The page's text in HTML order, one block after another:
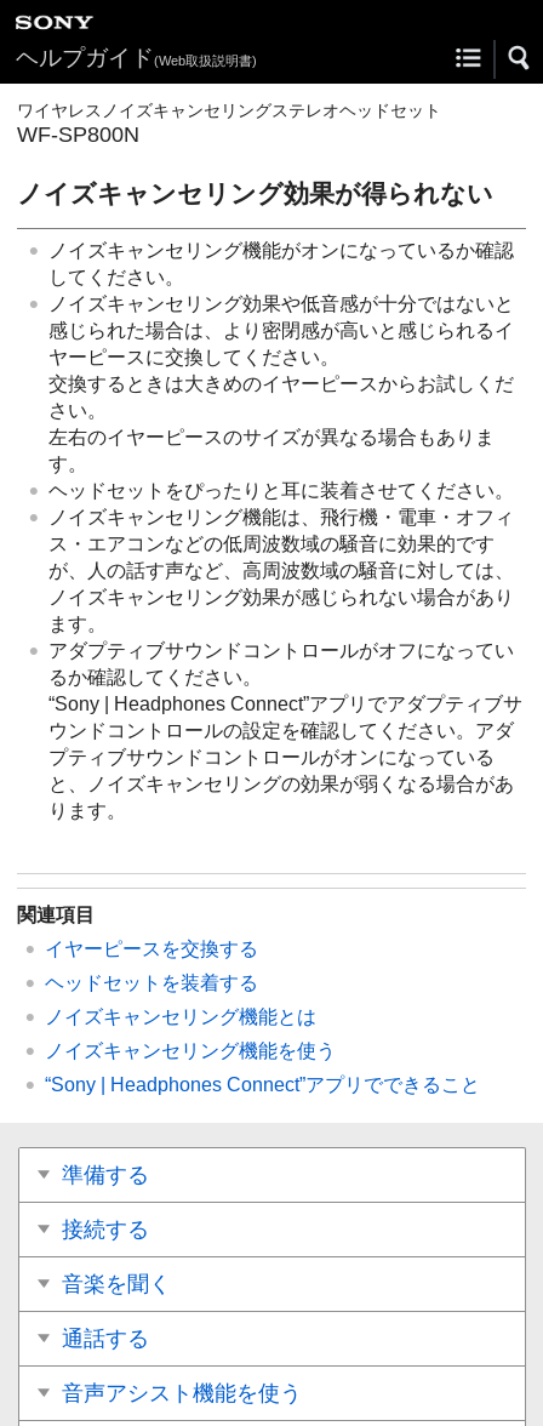
ヘルプガイド(Web取扱説明書)
ワイヤレスノイズキャンセリングステレオヘッドセット
WF-SP800N
ノイズキャンセリング効果が得られない
ノイズキャンセリング機能がオンになっているか確認
してください。
ノイズキャンセリング効果や低音感が十分ではないと
感じられた場合は、より密閉感が高いと感じられるイ
ヤーピースに交換してください。
交換するときは大きめのイヤーピースからお試しくだ
さい。
左右のイヤーピースのサイズが異なる場合もありま
す。
ヘッドセットをぴったりと耳に装着させてください。
ノイズキャンセリング機能は、飛行機・電車・オフィ
ス・エアコンなどの低周波数域の騒音に効果的です
が、人の話す声など、高周波数域の騒音に対しては、
ノイズキャンセリング効果が感じられない場合があり
ます。
アダプティブサウンドコントロールがオフになってい
るか確認してください。
“Sony | Headphones Connect”アプリでアダプティブサ
ウンドコントロールの設定を確認してください。アダ
プティブサウンドコントロールがオンになっている
と、ノイズキャンセリングの効果が弱くなる場合があ
ります。
関連項目
イヤーピースを交換する
ヘッドセットを装着する
ノイズキャンセリング機能とは
ノイズキャンセリング機能を使う
“Sony | Headphones Connect”アプリでできること
準備する
接続する
音楽を聞く
通話する
音声アシスト機能を使う